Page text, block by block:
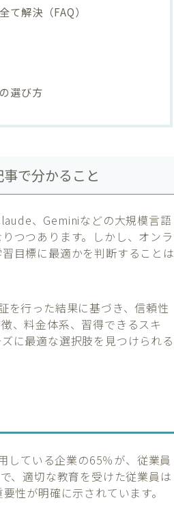
解決（FAQ）
選び方
で分かること
、Geminiなどの大規模言語
つつあります。しかし、オンラ
目標に最適かを判断することは
を行った結果に基づき、信頼性
、料金体系、習得できるスキ
に最適な選択肢を見つけられる
している企業の65％が、従業員
、適切な教育を受けた従業員は
性が明確に示されています。